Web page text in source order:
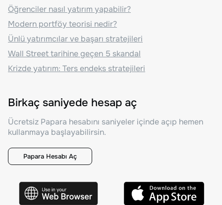
Öğrenciler nasıl yatırım yapabilir?
Modern portföy teorisi nedir?
Ünlü yatırımcılar ve başarı stratejileri
Wall Street tarihine geçen 5 skandal
Krizde yatırım: Ters endeks stratejileri
Birkaç saniyede hesap aç
Ücretsiz Papara hesabını saniyeler içinde açıp hemen
kullanmaya başlayabilirsin.
Papara Hesabı Aç